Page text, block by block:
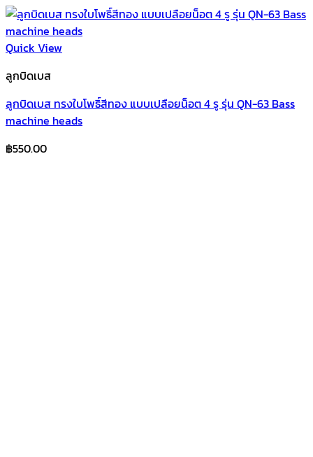
Quick View
ลูกบิดเบส
ลูกบิดเบส ทรงใบโพธิ์สีทอง แบบเปลือยน็อต 4 รู รุ่น QN-63 Bass
machine heads
฿550.00